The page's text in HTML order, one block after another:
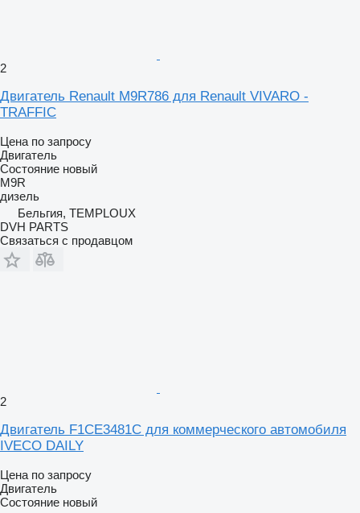
2
Двигатель Renault M9R786 для Renault VIVARO -
TRAFFIC
Цена по запросу
Двигатель
Состояние новый
M9R
дизель
Бельгия, TEMPLOUX
DVH PARTS
Связаться с продавцом
2
Двигатель F1CE3481C для коммерческого автомобиля
IVECO DAILY
Цена по запросу
Двигатель
Состояние новый